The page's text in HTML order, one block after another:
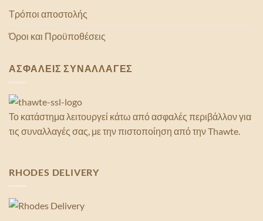
Τρόποι αποστολής
Όροι και Προϋποθέσεις
ΑΣΦΑΛΕΙΣ ΣΥΝΑΛΛΑΓΕΣ
Το κατάστημα λειτουργεί κάτω από ασφαλές περιβάλλον για
τις συναλλαγές σας, με την πιστοποίηση από την Thawte.
RHODES DELIVERY